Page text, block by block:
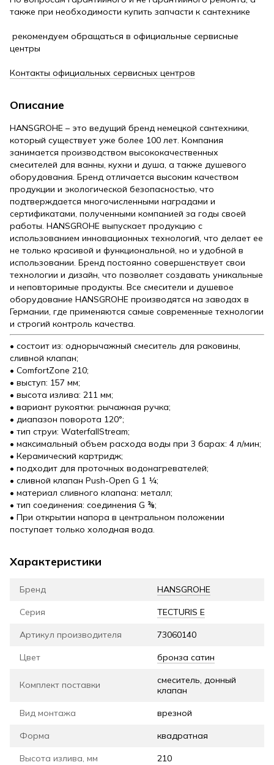
также при необходимости купить запчасти к сантехнике
рекомендуем обращаться в официальные сервисные
центры
Контакты официальных сервисных центров
Описание
HANSGROHE – это ведущий бренд немецкой сантехники,
который существует уже более 100 лет. Компания
занимается производством высококачественных
смесителей для ванны, кухни и душа, а также душевого
оборудования. Бренд отличается высоким качеством
продукции и экологической безопасностью, что
подтверждается многочисленными наградами и
сертификатами, полученными компанией за годы своей
работы. HANSGROHE выпускает продукцию с
использованием инновационных технологий, что делает ее
не только красивой и функциональной, но и удобной в
использовании. Бренд постоянно совершенствует свои
технологии и дизайн, что позволяет создавать уникальные
и неповторимые продукты. Все смесители и душевое
оборудование HANSGROHE производятся на заводах в
Германии, где применяются самые современные технологии
и строгий контроль качества.
• состоит из: однорычажный смеситель для раковины,
сливной клапан;
• ComfortZone 210;
• выступ: 157 мм;
• высота излива: 211 мм;
• вариант рукоятки: рычажная ручка;
• диапазон поворота 120°;
• тип струи: WaterfallStream;
• максимальный объем расхода воды при 3 барах: 4 л/мин;
• Керамический картридж;
• подходит для проточных водонагревателей;
• сливной клапан Push-Open G 1 ¼;
• материал сливного клапана: металл;
• тип соединения: соединения G ⅜;
• При открытии напора в центральном положении
поступает только холодная вода.
Характеристики
Бренд HANSGROHE
Серия TECTURIS E
Артикул производителя 73060140
Цвет бронза сатин
Комплект поставки
смеситель, донный
клапан
Вид монтажа врезной
Форма квадратная
Высота излива, мм 210